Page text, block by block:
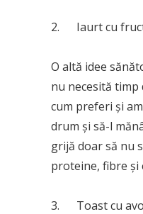
2. Iaurt cu
O altă idee
nu necesită timp
cum preferi și
drum și să-l
grijă doar să nu
proteine, fibre și
3. Toast cu